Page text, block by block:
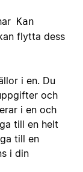
Kan
flytta dess
i en. Du
och
i en och
till en helt
till en
i din